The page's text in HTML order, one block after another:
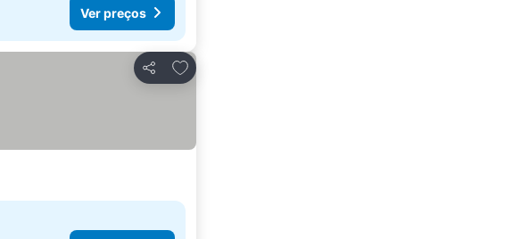
Ver preços
Partilhar
Adicionar aos favoritos